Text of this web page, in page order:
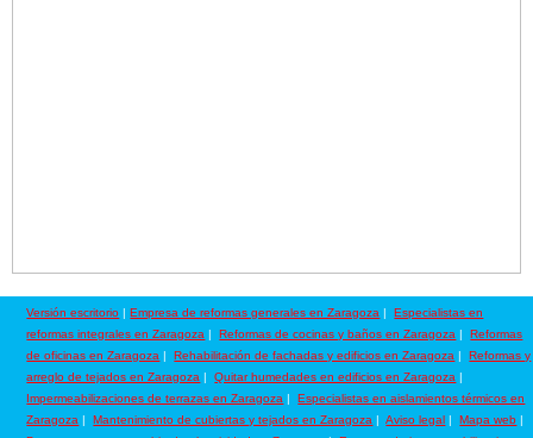
Versión escritorio |Empresa de reformas generales en Zaragoza |Especialistas en
reformas integrales en Zaragoza |Reformas de cocinas y baños en Zaragoza |Reformas
de oficinas en Zaragoza |Rehabilitación de fachadas y edificios en Zaragoza |Reformas y
arreglo de tejados en Zaragoza |Quitar humedades en edificios en Zaragoza |
Impermeabilizaciones de terrazas en Zaragoza |Especialistas en aislamientos térmicos en
Zaragoza |Mantenimiento de cubiertas y tejados en Zaragoza |Aviso legal |Mapa web |